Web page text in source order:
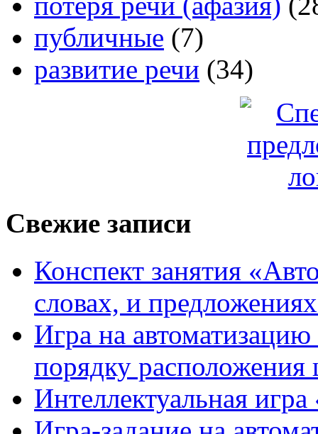
публичные (7)
развитие речи (34)
Свежие записи
Конспект занятия
словах, и
Игра на
порядку расположения
Интеллектуальная игра